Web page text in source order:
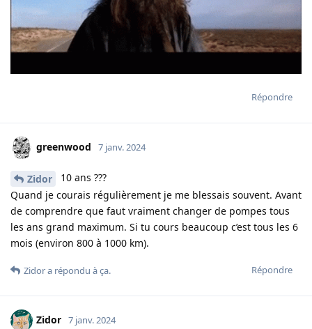
Répondre
greenwood 7 janv. 2024
Zidor
10 ans ???
Quand je courais régulièrement je me blessais souvent. Avant
de comprendre que faut vraiment changer de pompes tous
les ans grand maximum. Si tu cours beaucoup c’est tous les 6
mois (environ 800 à 1000 km).
Répondre
Zidora répondu à ça.
Zidor 7 janv. 2024